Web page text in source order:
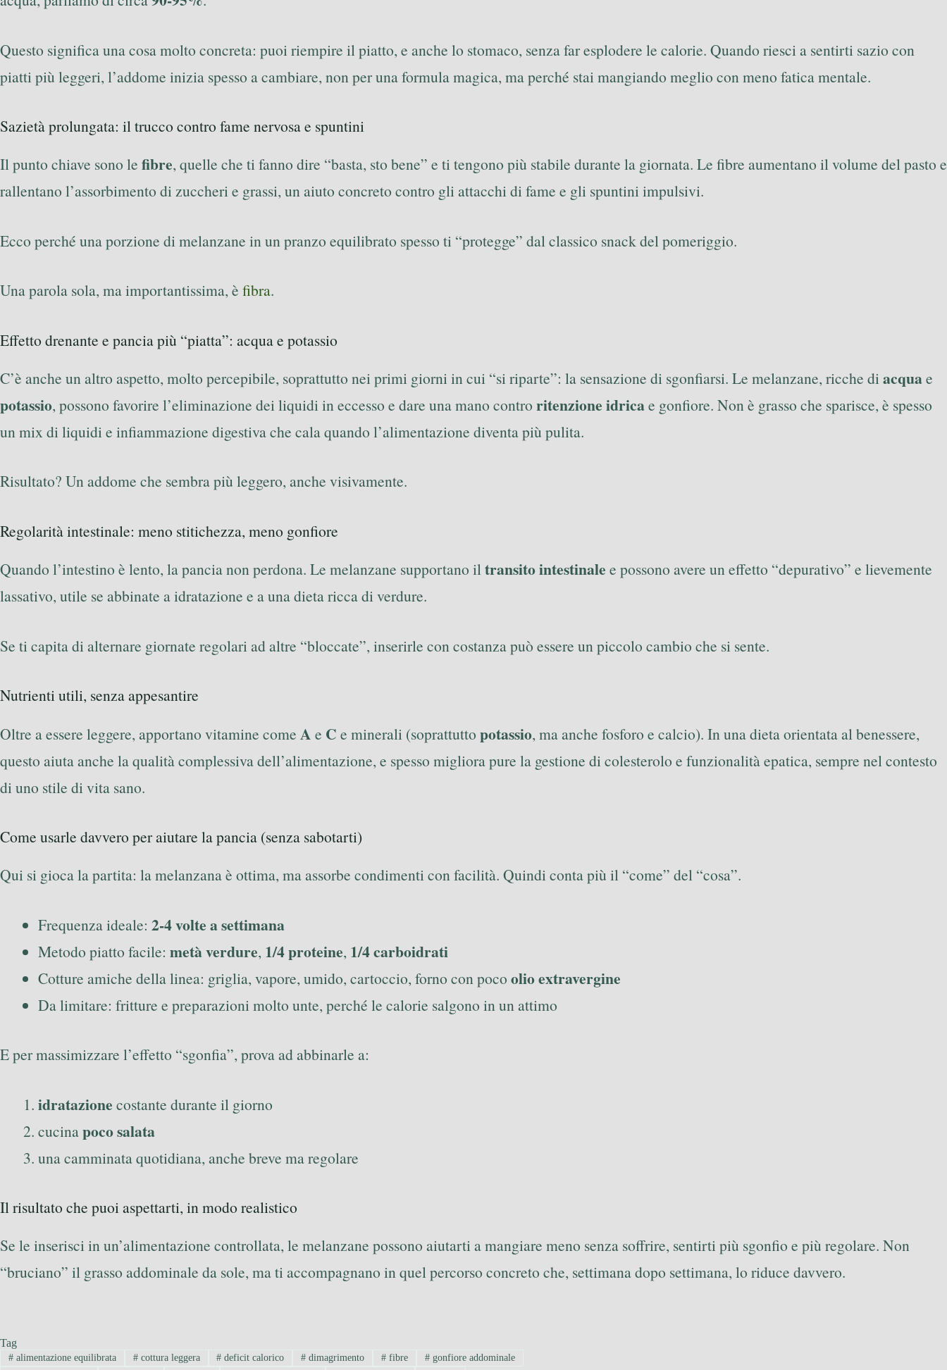
Questo significa una cosa molto concreta: puoi riempire il piatto, e anche lo stomaco, senza far esplodere le calorie. Quando riesci a sentirti sazio con
piatti più leggeri, l’addome inizia spesso a cambiare, non per una formula magica, ma perché stai mangiando meglio con meno fatica mentale.
Sazietà prolungata: il trucco contro fame nervosa e spuntini
Il punto chiave sono le fibre, quelle che ti fanno dire “basta, sto bene” e ti tengono più stabile durante la giornata. Le fibre aumentano il volume del pasto e
rallentano l’assorbimento di zuccheri e grassi, un aiuto concreto contro gli attacchi di fame e gli spuntini impulsivi.
Ecco perché una porzione di melanzane in un pranzo equilibrato spesso ti “protegge” dal classico snack del pomeriggio.
Una parola sola, ma importantissima, è fibra.
Effetto drenante e pancia più “piatta”: acqua e potassio
C’è anche un altro aspetto, molto percepibile, soprattutto nei primi giorni in cui “si riparte”: la sensazione di sgonfiarsi. Le melanzane, ricche diacquae
potassio, possono favorire l’eliminazione dei liquidi in eccesso e dare una mano contro ritenzione idricae gonfiore. Non è grasso che sparisce, è spesso
un mix di liquidi e infiammazione digestiva che cala quando l’alimentazione diventa più pulita.
Risultato? Un addome che sembra più leggero, anche visivamente.
Regolarità intestinale: meno stitichezza, meno gonfiore
Quando l’intestino è lento, la pancia non perdona. Le melanzane supportano iltransito intestinale e possono avere un effetto “depurativo” e lievemente
lassativo, utile se abbinate a idratazione e a una dieta ricca di verdure.
Se ti capita di alternare giornate regolari ad altre “bloccate”, inserirle con costanza può essere un piccolo cambio che si sente.
Nutrienti utili, senza appesantire
Oltre a essere leggere, apportano vitamine come A e C e minerali (soprattutto potassio, ma anche fosforo e calcio). In una dieta orientata al benessere,
questo aiuta anche la qualità complessiva dell’alimentazione, e spesso migliora pure la gestione di colesterolo e funzionalità epatica, sempre nel contesto
di uno stile di vita sano.
Come usarle davvero per aiutare la pancia (senza sabotarti)
Qui si gioca la partita: la melanzana è ottima, ma assorbe condimenti con facilità. Quindi conta più il “come” del “cosa”.
Frequenza ideale: 2-4 volte a settimana
Metodo piatto facile: metà verdure, 1/4 proteine, 1/4 carboidrati
Cotture amiche della linea: griglia, vapore, umido, cartoccio, forno con poco olio extravergine
Da limitare: fritture e preparazioni molto unte, perché le calorie salgono in un attimo
E per massimizzare l’effetto “sgonfia”, prova ad abbinarle a:
idratazione costante durante il giorno
cucinapoco salata
una camminata quotidiana, anche breve ma regolare
Il risultato che puoi aspettarti, in modo realistico
Se le inserisci in un’alimentazione controllata, le melanzane possono aiutarti a mangiare meno senza soffrire, sentirti più sgonfio e più regolare. Non
“bruciano” il grasso addominale da sole, ma ti accompagnano in quel percorso concreto che, settimana dopo settimana, lo riduce davvero.
Tag
#alimentazione equilibrata #cottura leggera # deficit calorico # dimagrimento # fibre #gonfiore addominale